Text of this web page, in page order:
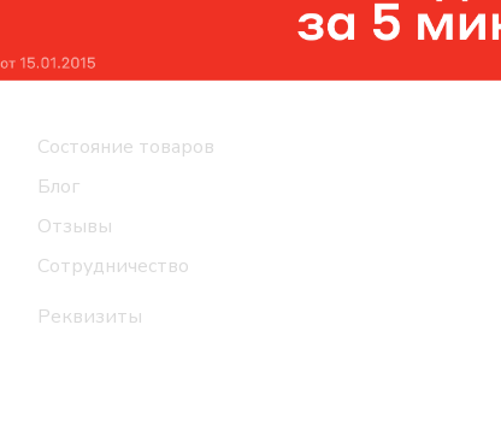
Состояние товаров
Блог
Отзывы
Сотрудничество
Реквизиты